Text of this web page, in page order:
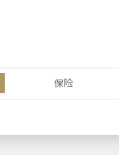
保险